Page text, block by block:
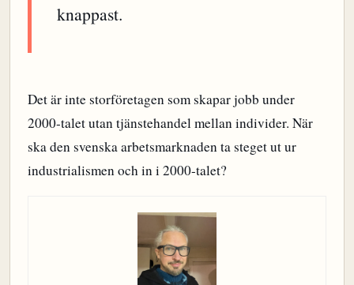
knappast.
Det är inte storföretagen som skapar jobb under
2000-talet utan tjänstehandel mellan individer. När
ska den svenska arbetsmarknaden ta steget ut ur
industrialismen och in i 2000-talet?